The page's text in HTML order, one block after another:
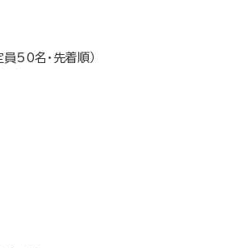
50名・先着順）